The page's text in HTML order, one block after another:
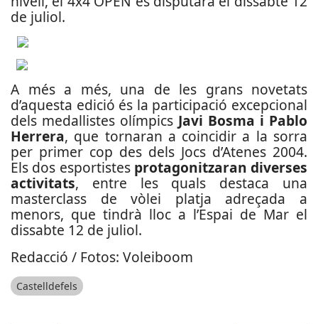
de juliol.
A més a més, una de les grans novetats
d’aquesta edició és la participació excepcional
dels medallistes olímpics Javi Bosma i Pablo
Herrera, que tornaran a coincidir a la sorra
per primer cop des dels Jocs d’Atenes 2004.
Els dos esportistes protagonitzaran diverses
activitats, entre les quals destaca una
masterclass de vòlei platja adreçada a
menors, que tindrà lloc a l’Espai de Mar el
dissabte 12 de juliol.
Redacció / Fotos: Voleiboom
Castelldefels